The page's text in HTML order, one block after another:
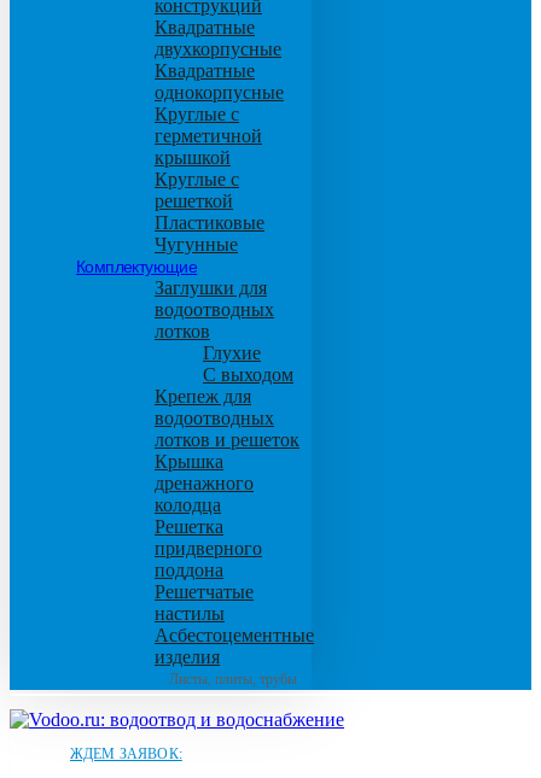
конструкций
Квадратные
двухкорпусные
Квадратные
однокорпусные
Круглые с
герметичной
крышкой
Круглые с
решеткой
Пластиковые
Чугунные
Комплектующие
Заглушки для
водоотводных
лотков
Глухие
С выходом
Крепеж для
водоотводных
лотков и решеток
Крышка
дренажного
колодца
Решетка
придверного
поддона
Решетчатые
настилы
Асбестоцементные
изделия
Листы, плиты, трубы
ЖДЕМ ЗАЯВОК: